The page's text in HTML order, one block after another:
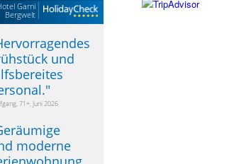
Garni
Bergwelt
und
"
71+, Juni 2026
moderne